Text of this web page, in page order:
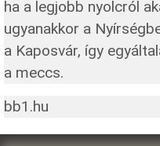
ha a legjobb nyolcról
ugyanakkor a
a Kaposvár, így
a meccs.
bb1.hu